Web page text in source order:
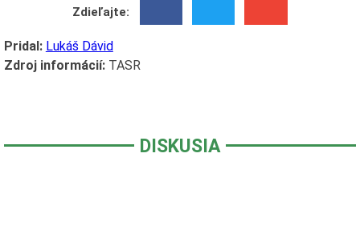
Zdieľajte:
Pridal: Lukáš Dávid
Zdroj informácií:TASR
DISKUSIA